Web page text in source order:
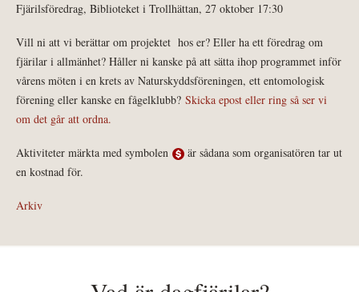
Fjärilsföredrag, Biblioteket i Trollhättan, 27 oktober 17:30
Vill ni att vi berättar om projektet hos er? Eller ha ett föredrag om
fjärilar i allmänhet? Håller ni kanske på att sätta ihop programmet inför
vårens möten i en krets av Naturskyddsföreningen, ett entomologisk
förening eller kanske en fågelklubb? Skicka epost eller ring så ser vi
om det går att ordna.
Aktiviteter märkta med symbolen
är sådana som organisatören tar ut
en kostnad för.
Arkiv